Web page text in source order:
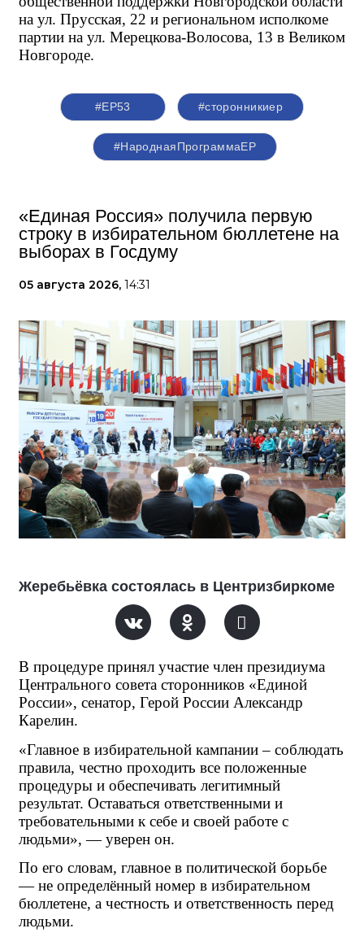
на ул. Прусская, 22 и региональном исполкоме
партии на ул. Мерецкова-Волосова, 13 в Великом
Новгороде.
#ЕР53 #сторонникиер
#НароднаяПрограммаЕР
«Единая Россия» получила первую
строку в избирательном бюллетене на
выборах в Госдуму
05 августа 2026, 14:31
Жеребьёвка состоялась в Центризбиркоме
В процедуре принял участие член президиума
Центрального совета сторонников «Единой
России», сенатор, Герой России Александр
Карелин.
«Главное в избирательной кампании – соблюдать
правила, честно проходить все положенные
процедуры и обеспечивать легитимный
результат. Оставаться ответственными и
требовательными к себе и своей работе с
людьми», — уверен он.
По его словам, главное в политической борьбе
— не определённый номер в избирательном
бюллетене, а честность и ответственность перед
людьми.